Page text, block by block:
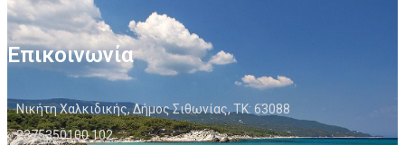
Επικοινωνία
Νικήτη Χαλκιδικής, Δήμος Σιθωνίας, ΤΚ: 63088
2375350100 102